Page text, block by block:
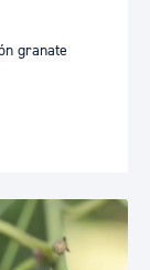
granate